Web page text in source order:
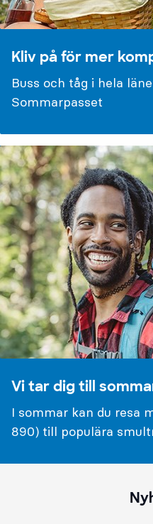
Kliv på för mer
Buss och tåg i hela
Sommarpasset
Vi tar dig till
I sommar kan du resa
890) till populära